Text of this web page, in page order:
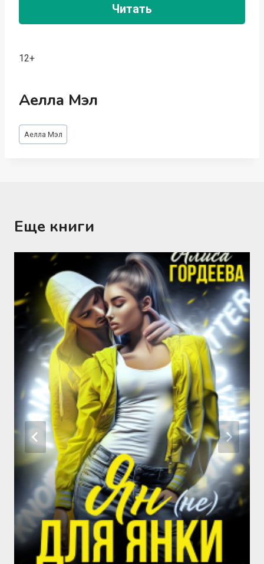
Читать
12+
Аелла Мэл
Метки
записи:
Аелла Мэл
Еще книги